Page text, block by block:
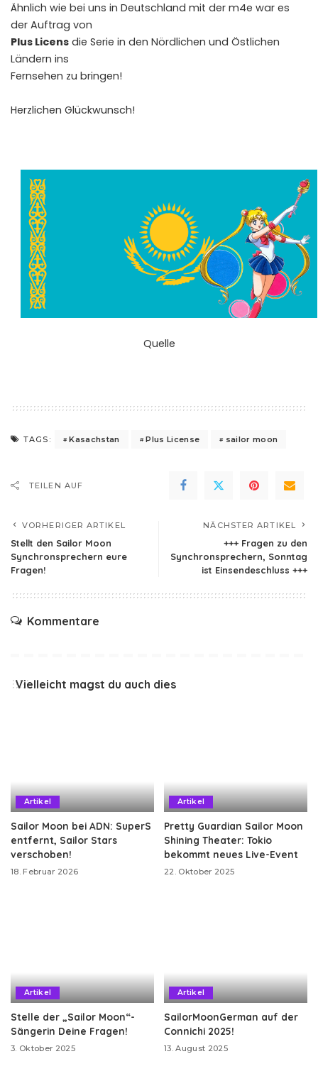
Ähnlich wie bei uns in Deutschland mit der m4e war es
der Auftrag von
Plus Licens die Serie in den Nördlichen und Östlichen
Ländern ins
Fernsehen zu bringen!
Herzlichen Glückwunsch!
Quelle
TAGS: Kasachstan Plus License sailor moon
TEILEN AUF
VORHERIGER ARTIKEL
Stellt den Sailor Moon
Synchronsprechern eure
Fragen!
NÄCHSTER ARTIKEL
+++ Fragen zu den
Synchronsprechern, Sonntag
ist Einsendeschluss +++
Kommentare
Vielleicht magst du auch dies
Artikel
Sailor Moon bei ADN: SuperS
entfernt, Sailor Stars
verschoben!
18. Februar 2026
Artikel
Pretty Guardian Sailor Moon
Shining Theater: Tokio
bekommt neues Live-Event
22. Oktober 2025
Artikel
Stelle der „Sailor Moon“-
Sängerin Deine Fragen!
3. Oktober 2025
Artikel
SailorMoonGerman auf der
Connichi 2025!
13. August 2025